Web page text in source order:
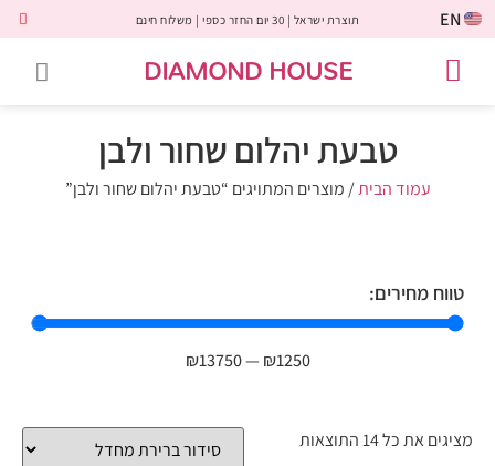
EN תוצרת ישראל | 30 יום החזר כספי | משלוח חינם
DIAMOND HOUSE
טבעת יהלום שחור ולבן
עמוד הבית/ מוצרים המתויגים “טבעת יהלום שחור ולבן”
טווח מחירים:
₪1250
—
₪13750
מציגים את כל ⁦14⁩ התוצאות